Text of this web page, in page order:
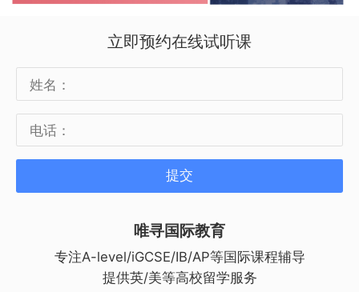
立即预约在线试听课
提交
唯寻国际教育
专注A-level/iGCSE/IB/AP等国际课程辅导
提供英/美等高校留学服务